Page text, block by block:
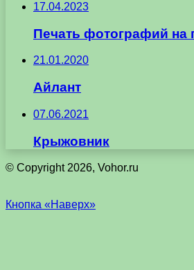
17.04.2023
Печать фотографий на
21.01.2020
Айлант
07.06.2021
Крыжовник
© Copyright 2026, Vohor.ru
Кнопка «Наверх»